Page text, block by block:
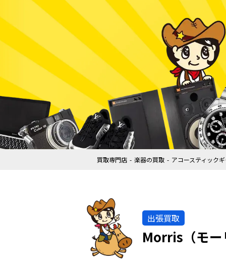
買取専門店 楽器の買取 アコースティック
出張買取
Morris（モー